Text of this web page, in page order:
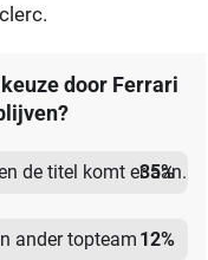
door Ferrari
de titel komt er aan.
35%
ander topteam 12%